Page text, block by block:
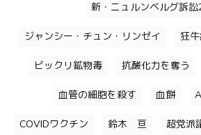
新・ニュルンベルグ訴訟
ジャンシー・チュン・リンゼイ 狂
ビックリ鉱物毒 抗酸化力を奪う
血管の細胞を殺す 血餅
COVIDワクチン 鈴木 亘 超党派